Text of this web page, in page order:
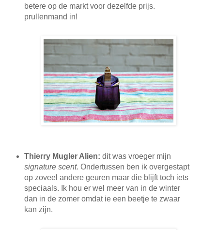
betere op de markt voor dezelfde prijs.
prullenmand in!
Thierry Mugler Alien: dit was vroeger mijn
signature scent. Ondertussen ben ik overgestapt
op zoveel andere geuren maar die blijft toch iets
speciaals. Ik hou er wel meer van in de winter
dan in de zomer omdat ie een beetje te zwaar
kan zijn.